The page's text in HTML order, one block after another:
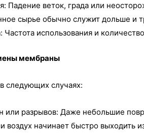
Падение веток, града или
сырье обычно служит дольше и
Частота использования и
мембраны
следующих случаях:
разрывов: Даже небольшие
воздух начинает быстро